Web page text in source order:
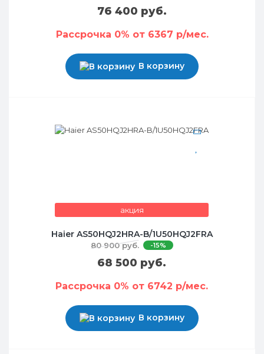
76 400 руб.
Рассрочка 0% от 6367 р/мес.
В корзину
акция
Haier AS50HQJ2HRA-B/1U50HQJ2FRA
80 900 руб. -15%
68 500 руб.
Рассрочка 0% от 6742 р/мес.
В корзину